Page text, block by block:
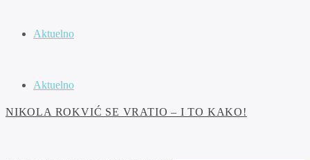
Aktuelno
Aktuelno
NIKOLA ROKVIĆ SE VRATIO – I TO KAKO!